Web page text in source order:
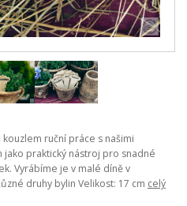
ruční práce s našimi
jako praktický nástroj pro snadné
Vyrábíme je v malé díně v
druhy bylin Velikost: 17 cm celý